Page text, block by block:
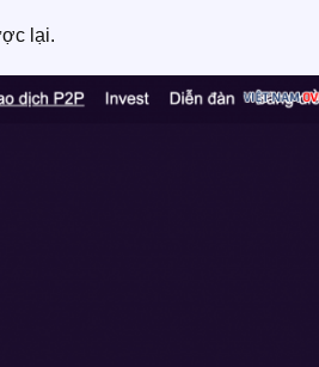
lại.